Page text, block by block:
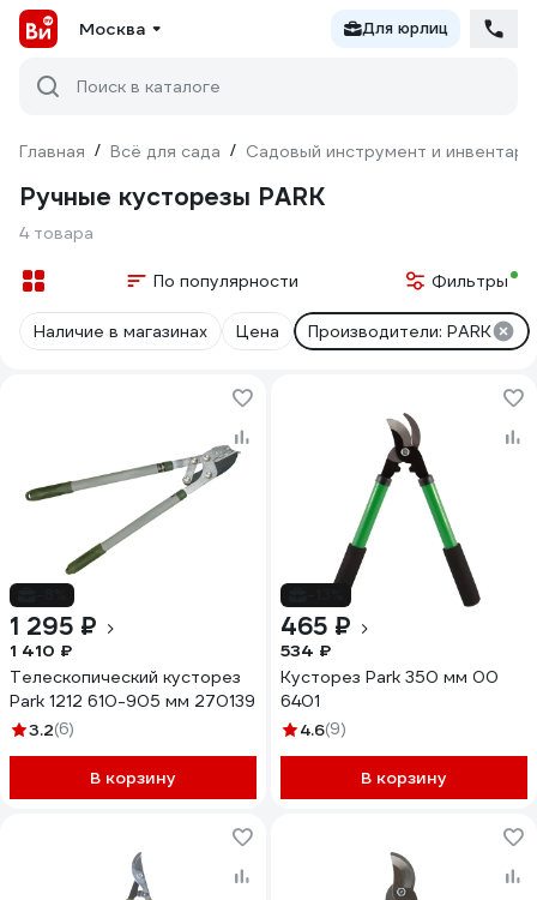
Москва Для юрлиц
Поиск в каталоге
Главная / Всё для сада / Садовый инструмент и инвентарь
Ручные кусторезы PARK
4 товара
По популярности Фильтры
Наличие в магазинах Цена Производители: PARK
1 295 ₽
1 410 ₽
Телескопический кусторез
Park 1212 610-905 мм 270139
3.2(6)
В корзину
465 ₽
534 ₽
Кусторез Park 350 мм 00
6401
4.6(9)
В корзину